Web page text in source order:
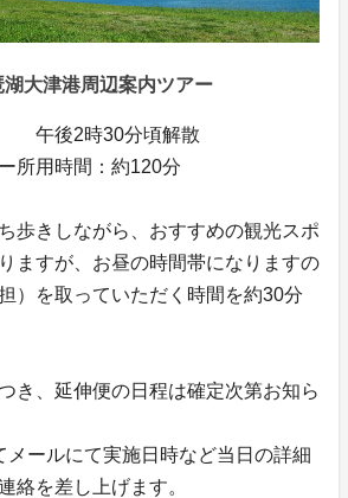
湖大津港周辺案内ツアー
午後2時30分頃解散
所用時間：約120分
歩きしながら、おすすめの観光スポ
ますが、お昼の時間帯になりますの
）を取っていただく時間を約30分
き、延伸便の日程は確定次第お知ら
ールにて実施日時など当日の詳細
絡を差し上げます。